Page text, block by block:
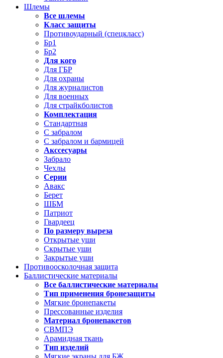
Шлемы
Все шлемы
Класс защиты
Противоударный (спецкласс)
Бр1
Бр2
Для кого
Для ГБР
Для охраны
Для журналистов
Для военных
Для страйкболистов
Комплектация
Стандартная
С забралом
С забралом и бармицей
Акссесуары
Забрало
Чехлы
Серии
Авакс
Берет
ШБМ
Патриот
Гвардеец
По размеру выреза
Открытые уши
Скрытые уши
Закрытые уши
Противоосколочная защита
Баллистические материалы
Все баллистические материалы
Тип применения бронезащиты
Мягкие бронепакеты
Прессованные изделия
Материал бронепакетов
СВМПЭ
Арамидная ткань
Тип изделий
Мягкие экраны для БЖ